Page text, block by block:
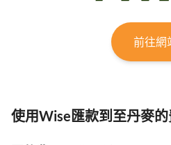
前往網
使用Wise匯款到至丹麥的